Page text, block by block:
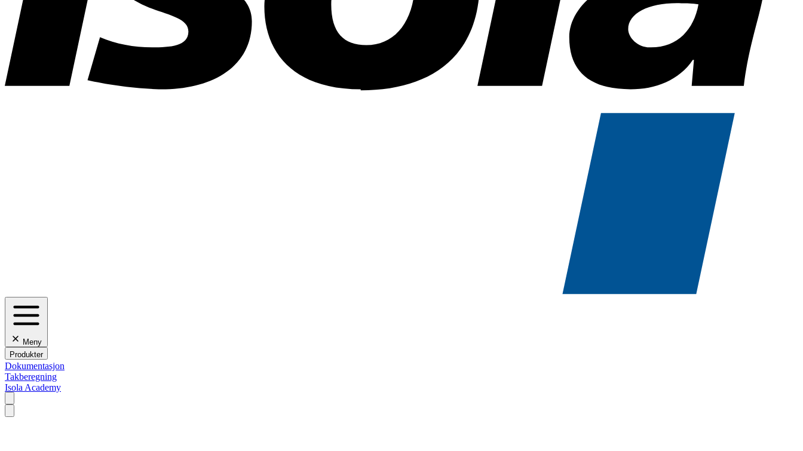
Meny
Produkter
Dokumentasjon
Takberegning
Isola Academy